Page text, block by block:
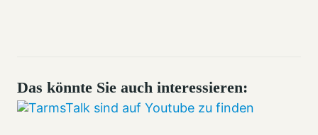
Das könnte Sie auch interessieren: